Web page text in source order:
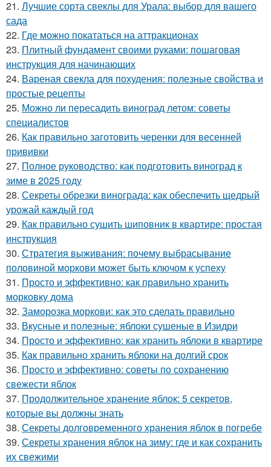
21. Лучшие сорта свеклы для Урала: выбор для вашего
сада
22. Где можно покататься на аттракционах
23. Плитный фундамент своими руками: пошаговая
инструкция для начинающих
24. Вареная свекла для похудения: полезные свойства и
простые рецепты
25. Можно ли пересадить виноград летом: советы
специалистов
26. Как правильно заготовить черенки для весенней
прививки
27. Полное руководство: как подготовить виноград к
зиме в 2025 году
28. Секреты обрезки винограда: как обеспечить щедрый
урожай каждый год
29. Как правильно сушить шиповник в квартире: простая
инструкция
30. Стратегия выживания: почему выбрасывание
половиной моркови может быть ключом к успеху
31. Просто и эффективно: как правильно хранить
морковку дома
32. Заморозка моркови: как это сделать правильно
33. Вкусные и полезные: яблоки сушеные в Изидри
34. Просто и эффективно: как хранить яблоки в квартире
35. Как правильно хранить яблоки на долгий срок
36. Просто и эффективно: советы по сохранению
свежести яблок
37. Продолжительное хранение яблок: 5 секретов,
которые вы должны знать
38. Секреты долговременного хранения яблок в погребе
39. Секреты хранения яблок на зиму: где и как сохранить
их свежими